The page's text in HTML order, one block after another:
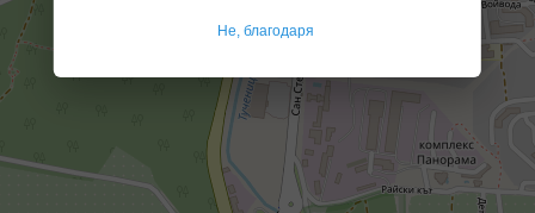
Не, благодаря